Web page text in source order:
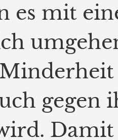
es mit
gegen